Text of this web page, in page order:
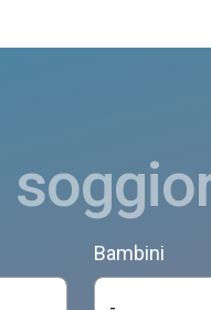
Bambini